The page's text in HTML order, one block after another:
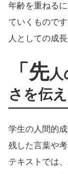
年齢を重ねる
ていくもので
人としての成
「先人
さを伝
学生の人間的
残した言葉や
テキストでは